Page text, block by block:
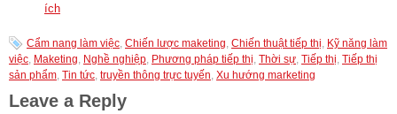
ích
Cẩm nang làm việc Chiến lược maketing Chiến thuật tiếp thị Kỹ năng làm
việc Maketing Nghề nghiệp Phương pháp tiếp thị Thời sự Tiếp thị Tiếp thị
sản phẩm Tin tức truyền thông trực tuyến Xu hướng marketing
Leave a Reply